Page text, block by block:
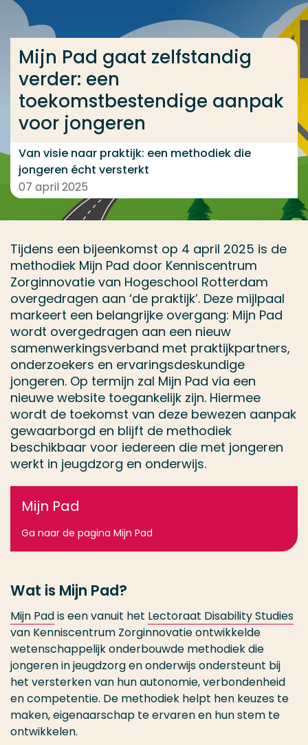
Ga direct naar de content
... > Mijn Pad gaat zelfstandig verder: een
Mijn Pad gaat zelfstandig
verder: een
toekomstbestendige aanpak
voor jongeren
Van visie naar praktijk: een methodiek die
jongeren écht versterkt
07 april 2025
Tijdens een bijeenkomst op 4 april 2025 is de
methodiek Mijn Pad door Kenniscentrum
Zorginnovatie van Hogeschool Rotterdam
overgedragen aan ‘de praktijk’. Deze mijlpaal
markeert een belangrijke overgang: Mijn Pad
wordt overgedragen aan een nieuw
samenwerkingsverband met praktijkpartners,
onderzoekers en ervaringsdeskundige
jongeren. Op termijn zal Mijn Pad via een
nieuwe website toegankelijk zijn. Hiermee
wordt de toekomst van deze bewezen aanpak
gewaarborgd en blijft de methodiek
beschikbaar voor iedereen die met jongeren
werkt in jeugdzorg en onderwijs.
Mijn Pad
Ga naar de pagina Mijn Pad
Wat is Mijn Pad?
Mijn Padis een vanuit het Lectoraat Disability Studies
van Kenniscentrum Zorginnovatie ontwikkelde
wetenschappelijk onderbouwde methodiek die
jongeren in jeugdzorg en onderwijs ondersteunt bij
het versterken van hun autonomie, verbondenheid
en competentie. De methodiek helpt hen keuzes te
maken, eigenaarschap te ervaren en hun stem te
ontwikkelen.
Veel gezocht
Opleiding
Contact